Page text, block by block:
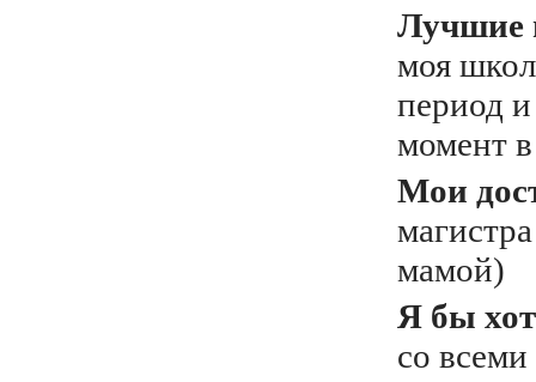
Лучшие
моя
период
момент
Мои
мамой)
Я бы
со всеми